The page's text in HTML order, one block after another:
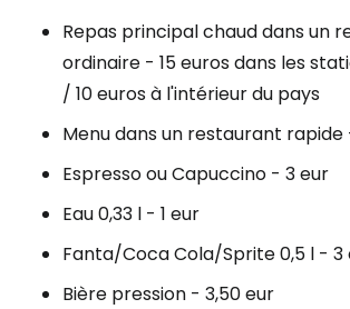
Repas principal chaud dans un
ordinaire - 15 euros dans les
/ 10 euros à l'intérieur du pays
Menu dans un restaurant rapide
Espresso ou Capuccino - 3 eur
Eau 0,33 l - 1 eur
Fanta/Coca Cola/Sprite 0,5 l - 3
Bière pression - 3,50 eur